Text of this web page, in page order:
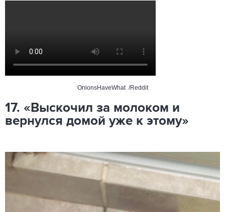
OnionsHaveWhat /Reddit
17. «Выскочил за молоком и
вернулся домой уже к этому»